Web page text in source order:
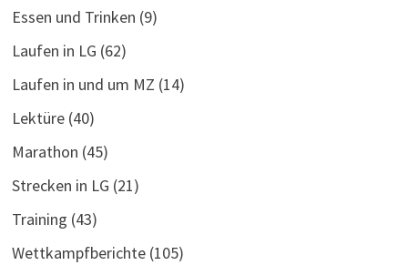
Essen und Trinken (9)
Laufen in LG (62)
Laufen in und um MZ (14)
Lektüre(40)
Marathon (45)
Strecken in LG (21)
Training (43)
Wettkampfberichte(105)